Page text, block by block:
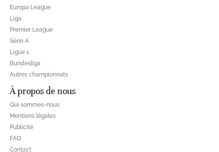
Europa League
Liga
Premier League
Série A
Ligue 1
Bundesliga
Autres championnats
À propos de nous
Qui sommes-nous
Mentions légales
Publicité
FAQ
Contact